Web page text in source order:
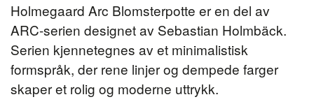
Holmegaard Arc Blomsterpotte er en del av
ARC-serien designet av Sebastian Holmbäck.
Serien kjennetegnes av et minimalistisk
formspråk, der rene linjer og dempede farger
skaper et rolig og moderne uttrykk.